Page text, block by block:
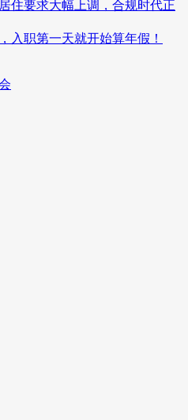
住要求大幅上调，合规时代正
入职第一天就开始算年假！